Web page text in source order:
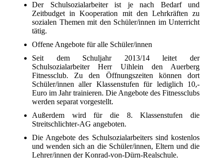
Der Schulsozialarbeiter ist je nach Bedarf und
Zeitbudget in Kooperation mit den Lehrkräften zu
sozialen Themen mit den Schüler/innen im Unterricht
tätig.
Offene Angebote für alle Schüler/innen
Seit dem Schuljahr 2013/14 leitet der
Schulsozialarbeiter Herr Uihlein den Auerberg
Fitnessclub. Zu den Öffnungszeiten können dort
Schüler/innen aller Klassenstufen für lediglich 10,-
Euro im Jahr trainieren. Die Angebote des Fitnessclubs
werden separat vorgestellt.
Außerdem wird für die 8. Klassenstufen die
Streitschlichter-AG angeboten.
Die Angebote des Schulsozialarbeiters sind kostenlos
und wenden sich an die Schüler/innen, Eltern und die
Lehrer/innen der Konrad-von-Dürn-Realschule.